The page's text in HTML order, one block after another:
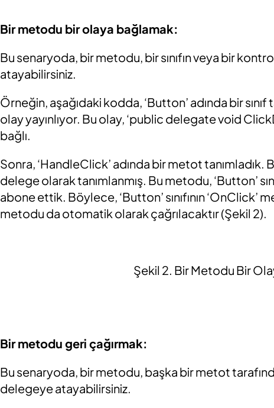
Bir metodu bir olaya bağlamak:
Bu senaryoda, bir metodu, bir sınıfın veya bir
atayabilirsiniz.
Örneğin, aşağıdaki kodda, ‘Button’ adında bir sınıf
olay yayınlıyor. Bu olay, ‘public delegate void
bağlı.
Sonra, ‘HandleClick’ adında bir metot
delege olarak tanımlanmış. Bu metodu, ‘Button’
abone ettik. Böylece, ‘Button’ sınıfının ‘OnClick’
metodu da otomatik olarak çağrılacaktır (Şekil 2).
Şekil 2. Bir Metodu Bir
Bir metodu geri çağırmak:
Bu senaryoda, bir metodu, başka bir metot
delegeye atayabilirsiniz.